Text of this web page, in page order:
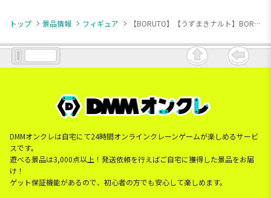
トップ 景品情報 フィギュア 【BORUTO】【うずまきナルト】BORUTO-ボルト- NARUTO NEXT GENERATIONS VIBRATION STARS-UZUMAKI NARUTO-Ⅱ
DMMオンクレは自宅にて24時間オンラインクレーンゲームが楽しめるサービ
スです。
遊べる景品は3,000点以上！発送依頼を行えばご自宅に獲得した景品をお届
け！
ゲット保証機能があるので、初心者の方でも安心して楽しめます。